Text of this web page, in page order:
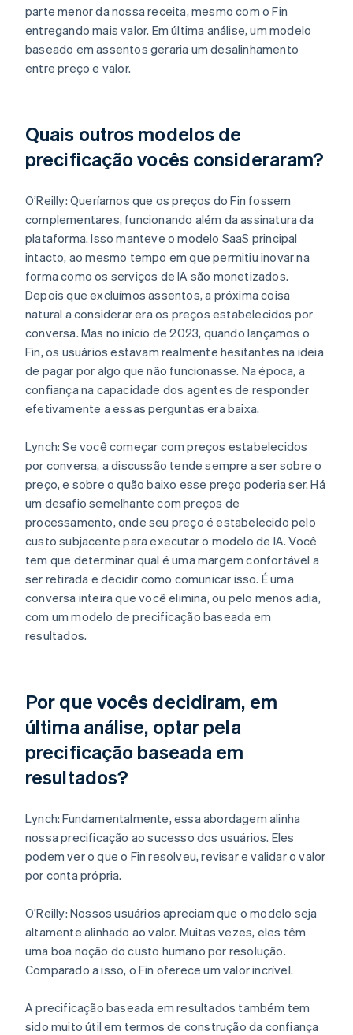
parte menor da nossa receita, mesmo com o Fin
entregando mais valor. Em última análise, um modelo
baseado em assentos geraria um desalinhamento
entre preço e valor.
Quais outros modelos de
precificação vocês consideraram?
O’Reilly: Queríamos que os preços do Fin fossem
complementares, funcionando além da assinatura da
plataforma. Isso manteve o modelo SaaS principal
intacto, ao mesmo tempo em que permitiu inovar na
forma como os serviços de IA são monetizados.
Depois que excluímos assentos, a próxima coisa
natural a considerar era os preços estabelecidos por
conversa. Mas no início de 2023, quando lançamos o
Fin, os usuários estavam realmente hesitantes na ideia
de pagar por algo que não funcionasse. Na época, a
confiança na capacidade dos agentes de responder
efetivamente a essas perguntas era baixa.
Lynch: Se você começar com preços estabelecidos
por conversa, a discussão tende sempre a ser sobre o
preço, e sobre o quão baixo esse preço poderia ser. Há
um desafio semelhante com preços de
processamento, onde seu preço é estabelecido pelo
custo subjacente para executar o modelo de IA. Você
tem que determinar qual é uma margem confortável a
ser retirada e decidir como comunicar isso. É uma
conversa inteira que você elimina, ou pelo menos adia,
com um modelo de precificação baseada em
resultados.
Por que vocês decidiram, em
última análise, optar pela
precificação baseada em
resultados?
Lynch: Fundamentalmente, essa abordagem alinha
nossa precificação ao sucesso dos usuários. Eles
podem ver o que o Fin resolveu, revisar e validar o valor
por conta própria.
O’Reilly: Nossos usuários apreciam que o modelo seja
altamente alinhado ao valor. Muitas vezes, eles têm
uma boa noção do custo humano por resolução.
Comparado a isso, o Fin oferece um valor incrível.
A precificação baseada em resultados também tem
sido muito útil em termos de construção da confiança